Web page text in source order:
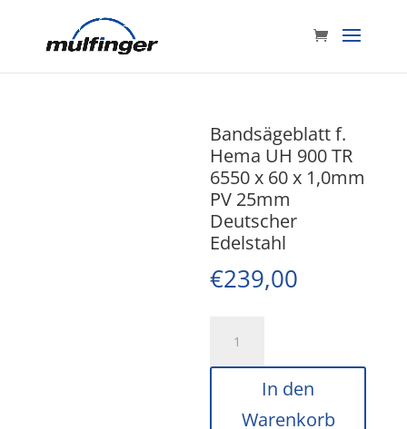
Bandsägeblatt f.
Hema UH 900 TR
6550 x 60 x 1,0mm
PV 25mm
Deutscher
Edelstahl
€239,00
In den
Warenkorb